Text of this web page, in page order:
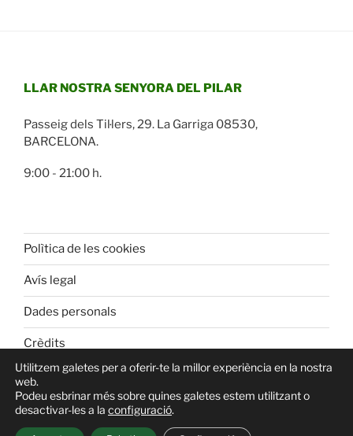
LLAR NOSTRA SENYORA DEL PILAR
Passeig dels Til·lers, 29. La Garriga 08530,
BARCELONA.
9:00 - 21:00 h.
Polìtica de les cookies
Avís legal
Dades personals
Crèdits
Gràcies al WordPress
Utilitzem galetes per a oferir-te la millor experiència en la nostra
web.
Podeu esbrinar més sobre quines galetes estem utilitzant o
desactivar-les a la configuració.